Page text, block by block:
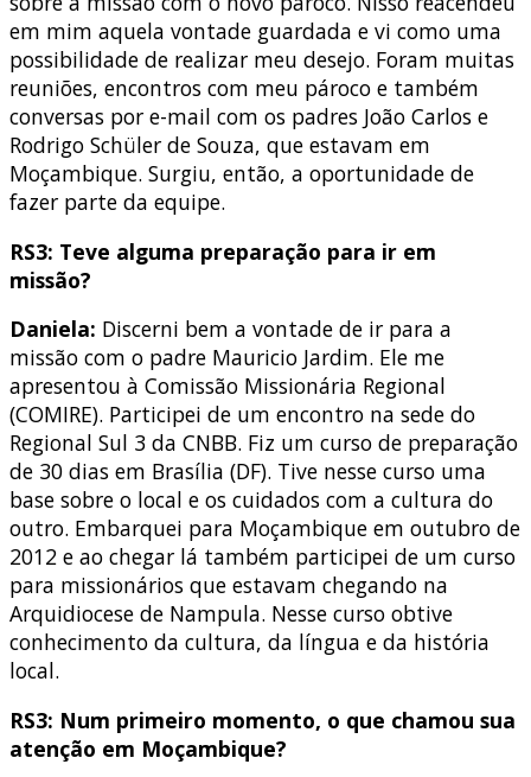
em mim aquela vontade guardada e vi como uma
possibilidade de realizar meu desejo. Foram muitas
reuniões, encontros com meu pároco e também
conversas por e-mail com os padres João Carlos e
Rodrigo Schüler de Souza, que estavam em
Moçambique. Surgiu, então, a oportunidade de
fazer parte da equipe.
RS3: Teve alguma preparação para ir em
missão?
Daniela: Discerni bem a vontade de ir para a
missão com o padre Mauricio Jardim. Ele me
apresentou à Comissão Missionária Regional
(COMIRE). Participei de um encontro na sede do
Regional Sul 3 da CNBB. Fiz um curso de preparação
de 30 dias em Brasília (DF). Tive nesse curso uma
base sobre o local e os cuidados com a cultura do
outro. Embarquei para Moçambique em outubro de
2012 e ao chegar lá também participei de um curso
para missionários que estavam chegando na
Arquidiocese de Nampula. Nesse curso obtive
conhecimento da cultura, da língua e da história
local.
RS3: Num primeiro momento, o que chamou sua
atenção em Moçambique?